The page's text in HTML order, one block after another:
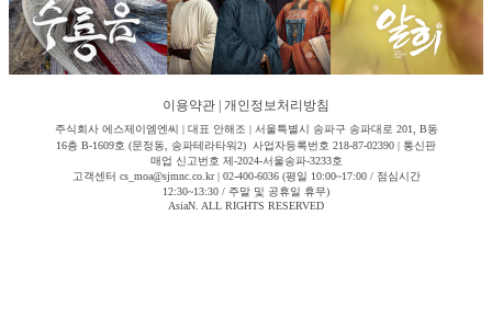
이용약관 개인정보처리방침
주식회사 에스제이엠엔씨 | 대표 안해조 | 서울특별시 송파구 송파대로 201, B동
16층 B-1609호 (문정동, 송파테라타워2) 사업자등록번호 218-87-02390 | 통신판
매업 신고번호 제-2024-서울송파-3233호
고객센터 cs_moa@sjmnc.co.kr | 02-400-6036 (평일 10:00~17:00 / 점심시간
12:30~13:30 / 주말 및 공휴일 휴무)
AsiaN. ALL RIGHTS RESERVED